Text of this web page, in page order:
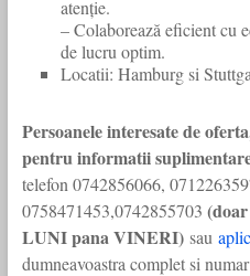
atenție.
– Colaborează eficient cu
de lucru optim.
Locatii: Hamburg si
Persoanele interesate de
pentru informatii
telefon 0742856066,
0758471453,0742855703
LUNI pana VINERI)sau
dumneavoastra complet si